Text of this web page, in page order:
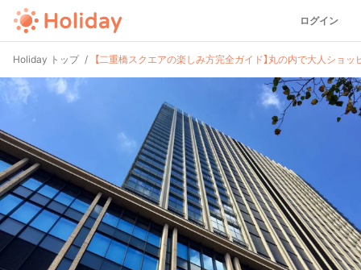
ログイン
Holiday トップ 【二重橋スクエアの楽しみ方完全ガイド】丸の内で大人ショッ